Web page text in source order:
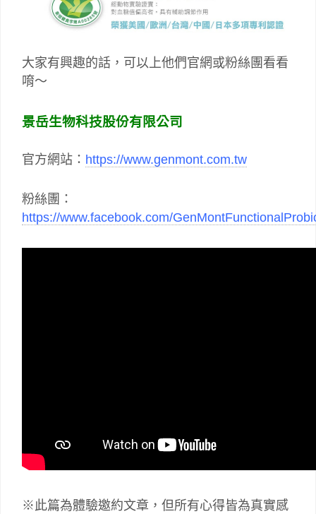
大家有興趣的話，可以上他們官網或粉絲團看看
唷～
景岳生物科技股份有限公司
官方網站： https://www.genmont.com.tw
粉絲團：
https://www.facebook.com/
※此篇為體驗邀約文章，但所有心得皆為真實感